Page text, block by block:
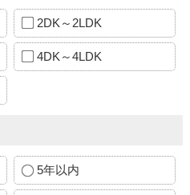
2DK～2LDK
4DK～4LDK
5年以内